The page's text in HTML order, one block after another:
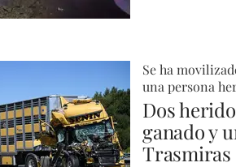
Se ha
una persona
Dos
ganado y
Trasmiras